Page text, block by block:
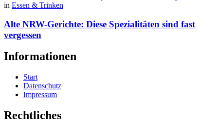
in Essen & Trinken
Alte NRW-Gerichte: Diese Spezialitäten sind fast
vergessen
Informationen
Start
Datenschutz
Impressum
Rechtliches